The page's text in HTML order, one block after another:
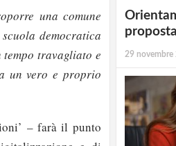
una comune
democratica
travagliato e
un vero e proprio
– farà il punto
29 novembre